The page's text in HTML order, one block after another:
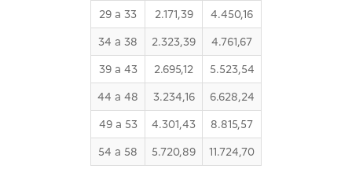
29 a 33 2.171,39 4.450,16
34 a 38 2.323,39 4.761,67
39 a 43 2.695,12 5.523,54
44 a 48 3.234,16 6.628,24
49 a 53 4.301,43 8.815,57
54 a 58 5.720,89 11.724,70